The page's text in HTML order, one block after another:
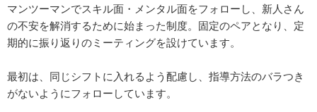
マンツーマンでスキル面・メンタル面をフォローし、新人さん
の不安を解消するために始まった制度。固定のペアとなり、定
期的に振り返りのミーティングを設けています。
最初は、同じシフトに入れるよう配慮し、指導方法のバラつき
がないようにフォローしています。